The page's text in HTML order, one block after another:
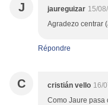
J jaureguizar 15/
Agradezo centrar
Répondre
C cristián vello 16/
Como Jaure pasa